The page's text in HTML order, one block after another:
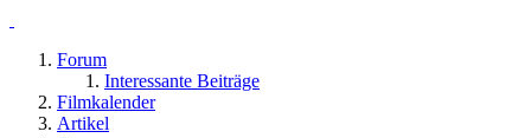
Forum
Interessante Beiträge
Filmkalender
Artikel